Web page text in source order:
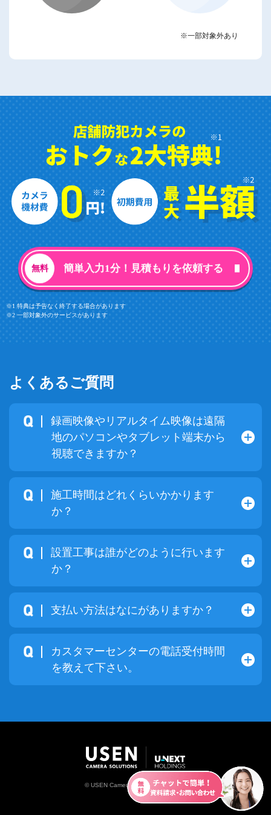
※一部対象外あり
簡単入力1分！見積もりを依頼する
※1 特典は予告なく終了する場合があります
※2 一部対象外のサービスがあります
よくあるご質問
録画映像やリアルタイム映像は遠隔
地のパソコンやタブレット端末から
視聴できますか？
施工時間はどれくらいかかります
か？
設置工事は誰がどのように行います
か？
支払い方法はなにがありますか？
カスタマーセンターの電話受付時間
を教えて下さい。
© USEN Camera Solutions.CO.,LTD.